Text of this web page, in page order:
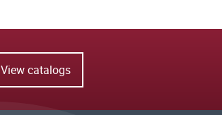
View catalogs